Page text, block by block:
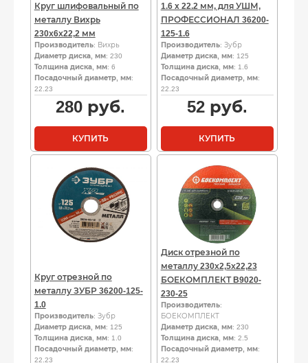
Круг шлифовальный по
металлу Вихрь
230х6х22,2 мм
Производитель: Вихрь
Диаметр диска, мм: 230
Толщина диска, мм: 6
Посадочный диаметр, мм:
22.23
280 руб.
КУПИТЬ
1.6 x 22.2 мм, для УШМ,
ПРОФЕССИОНАЛ 36200-
125-1.6
Производитель: Зубр
Диаметр диска, мм: 125
Толщина диска, мм: 1.6
Посадочный диаметр, мм:
22.23
52руб.
КУПИТЬ
Круг отрезной по
металлу ЗУБР 36200-125-
1.0
Производитель: Зубр
Диаметр диска, мм: 125
Толщина диска, мм: 1.0
Посадочный диаметр, мм:
22.23
Диск отрезной по
металлу 230х2,5х22,23
БОЕКОМПЛЕКТ B9020-
230-25
Производитель:
БОЕКОМПЛЕКТ
Диаметр диска, мм: 230
Толщина диска, мм: 2.5
Посадочный диаметр, мм:
22.23